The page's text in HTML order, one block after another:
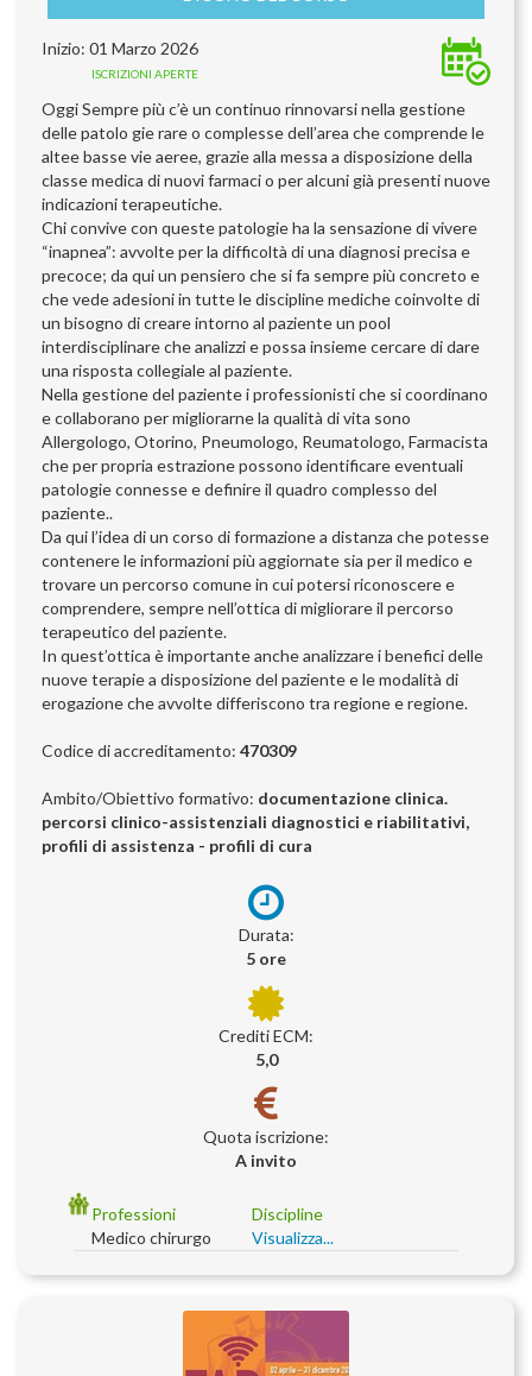
Inizio: 01 Marzo 2026
ISCRIZIONI APERTE
Oggi Sempre più c’è un continuo rinnovarsi nella gestione
delle patolo gie rare o complesse dell’area che comprende le
altee basse vie aeree, grazie alla messa a disposizione della
classe medica di nuovi farmaci o per alcuni già presenti nuove
indicazioni terapeutiche.
Chi convive con queste patologie ha la sensazione di vivere
“inapnea”: avvolte per la difficoltà di una diagnosi precisa e
precoce; da qui un pensiero che si fa sempre più concreto e
che vede adesioni in tutte le discipline mediche coinvolte di
un bisogno di creare intorno al paziente un pool
interdisciplinare che analizzi e possa insieme cercare di dare
una risposta collegiale al paziente.
Nella gestione del paziente i professionisti che si coordinano
e collaborano per migliorarne la qualità di vita sono
Allergologo, Otorino, Pneumologo, Reumatologo, Farmacista
che per propria estrazione possono identificare eventuali
patologie connesse e definire il quadro complesso del
paziente..
Da qui l’idea di un corso di formazione a distanza che potesse
contenere le informazioni più aggiornate sia per il medico e
trovare un percorso comune in cui potersi riconoscere e
comprendere, sempre nell’ottica di migliorare il percorso
terapeutico del paziente.
In quest’ottica è importante anche analizzare i benefici delle
nuove terapie a disposizione del paziente e le modalità di
erogazione che avvolte differiscono tra regione e regione.
Codice di accreditamento: 470309
Ambito/Obiettivo formativo: documentazione clinica.
percorsi clinico-assistenziali diagnostici e riabilitativi,
profili di assistenza - profili di cura
Durata:
5 ore
Crediti ECM:
5,0
Quota iscrizione:
A invito
Professioni
Discipline
Medico chirurgo
Visualizza...